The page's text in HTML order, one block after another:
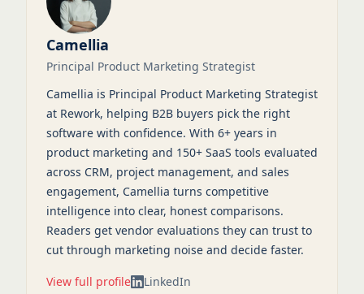
Camellia
Principal Product Marketing Strategist
Camellia is Principal Product Marketing Strategist
at Rework, helping B2B buyers pick the right
software with confidence. With 6+ years in
product marketing and 150+ SaaS tools evaluated
across CRM, project management, and sales
engagement, Camellia turns competitive
intelligence into clear, honest comparisons.
Readers get vendor evaluations they can trust to
cut through marketing noise and decide faster.
View full profile LinkedIn